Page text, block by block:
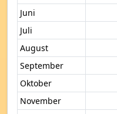
Juni
Juli
August
September
Oktober
November